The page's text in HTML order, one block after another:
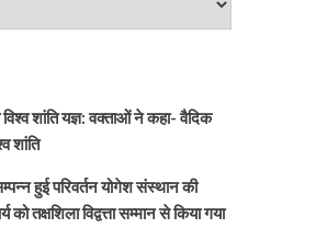
शांति यज्ञ: वक्ताओं ने कहा- वैदिक
शांति
हुई परिवर्तन योगेश संस्थान की
तक्षशिला विद्वत्ता सम्मान से किया गया